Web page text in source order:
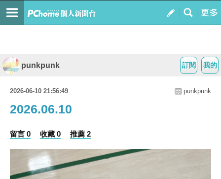
我的
訂閱
punkpunk
2026-06-10 21:56:49 punkpunk
2026.06.10
留言 0 收藏 0 推薦 2